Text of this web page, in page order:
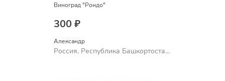
Виноград "Рондо"
300 ₽
Александр
Россия, Республика Башкортостан,